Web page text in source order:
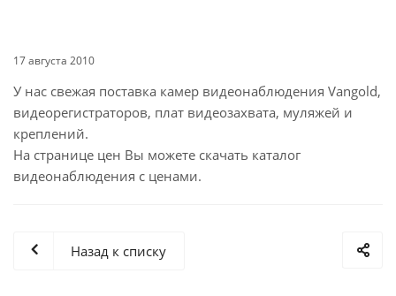
17 августа 2010
У нас свежая поставка камер видеонаблюдения Vangold,
видеорегистраторов, плат видеозахвата, муляжей и
креплений.
На странице цен Вы можете скачать каталог
видеонаблюдения с ценами.
Назад к списку